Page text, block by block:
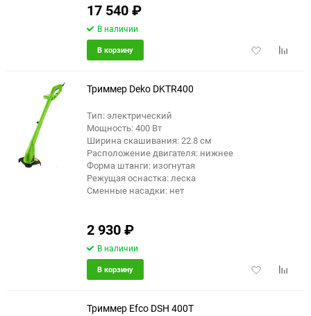
17 540₽
В наличии
Добавить
В корзину
Триммер Deko DKTR400
Тип: электрический
Мощность: 400 Вт
Ширина скашивания: 22.8 см
Расположение двигателя: нижнее
Форма штанги: изогнутая
Режущая оснастка: леска
Сменные насадки: нет
2 930₽
В наличии
Добавить
В корзину
Триммер Efco DSH 400T